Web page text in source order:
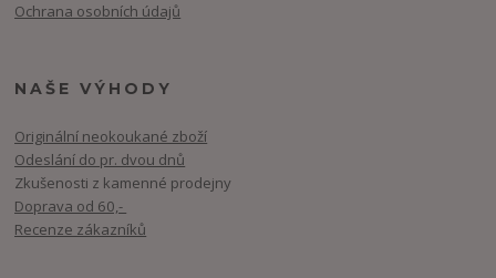
Ochrana osobních údajů
NAŠE VÝHODY
Originální neokoukané zboží
Odeslání do pr. dvou dnů
Zkušenosti z kamenné prodejny
Doprava od 60,-
Recenze zákazníků